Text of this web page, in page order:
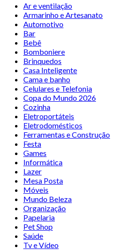
Ar e ventilação
Armarinho e Artesanato
Automotivo
Bar
Bebê
Bomboniere
Brinquedos
Casa Inteligente
Cama e banho
Celulares e Telefonia
Copa do Mundo 2026
Cozinha
Eletroportáteis
Eletrodomésticos
Ferramentas e Construção
Festa
Games
Informática
Lazer
Mesa Posta
Móveis
Mundo Beleza
Organização
Papelaria
Pet Shop
Saúde
Tv e Vídeo